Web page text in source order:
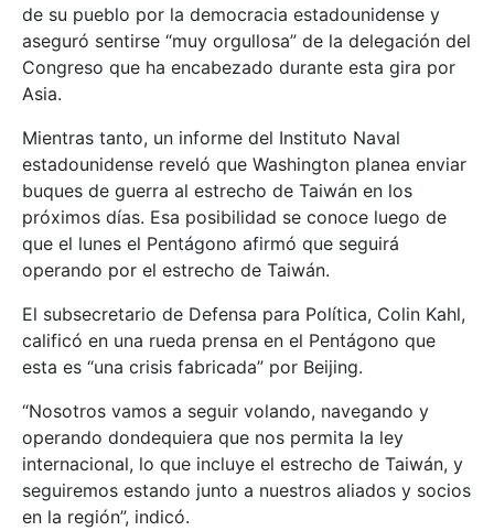
de su pueblo por la democracia estadounidense y
aseguró sentirse “muy orgullosa” de la delegación del
Congreso que ha encabezado durante esta gira por
Asia.
Mientras tanto, un informe del Instituto Naval
estadounidense reveló que Washington planea enviar
buques de guerra al estrecho de Taiwán en los
próximos días. Esa posibilidad se conoce luego de
que el lunes el Pentágono afirmó que seguirá
operando por el estrecho de Taiwán.
El subsecretario de Defensa para Política, Colin Kahl,
calificó en una rueda prensa en el Pentágono que
esta es “una crisis fabricada” por Beijing.
“Nosotros vamos a seguir volando, navegando y
operando dondequiera que nos permita la ley
internacional, lo que incluye el estrecho de Taiwán, y
seguiremos estando junto a nuestros aliados y socios
en la región”, indicó.